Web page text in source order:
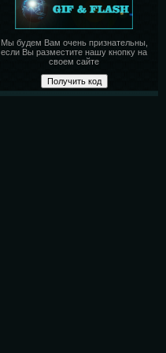
Мы будем Вам очень признательны,
если Вы разместите нашу кнопку на
своем сайте